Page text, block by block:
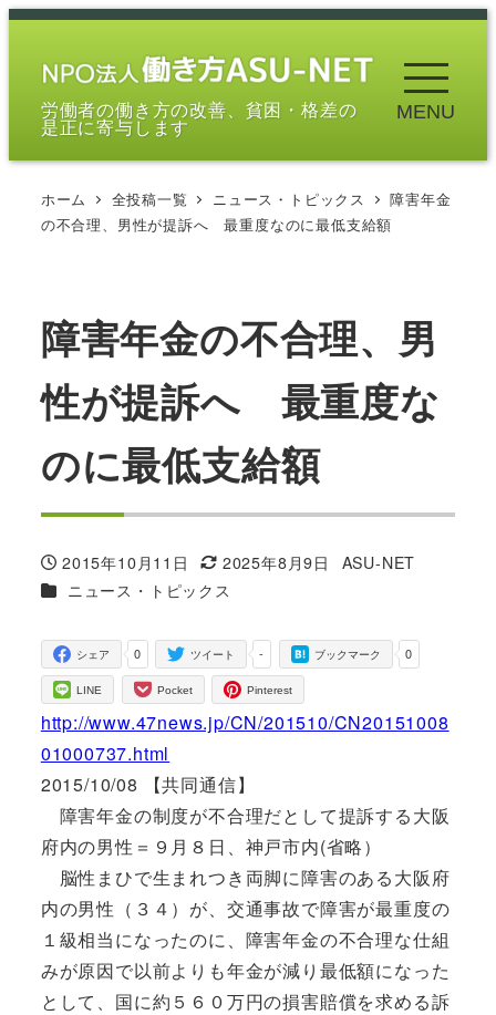
メ
労働者の働き方の改善、貧困・格差の
是正に寄与します
MENU
ホーム 全投稿一覧 ニュース・トピックス
障害年金
の不合理、男性が提訴へ 最重度なのに最低支給額
障害年金の不合理、男
性が提訴へ 最重度な
のに最低支給額
投稿日
2015年10月11日
更新日
2025年8月9日
著
ASU-NET
カテゴリー
ニュース・トピックス
0
シェア -
ツイート 0
ブックマーク
LINE Pocket Pinterest
http://www.47news.jp/CN/201510/CN20151008
01000737.html
2015/10/08 【共同通信】
障害年金の制度が不合理だとして提訴する大阪
府内の男性＝９月８日、神戸市内(省略）
脳性まひで生まれつき両脚に障害のある大阪府
内の男性（３４）が、交通事故で障害が最重度の
１級相当になったのに、障害年金の不合理な仕組
みが原因で以前よりも年金が減り最低額になった
として、国に約５６０万円の損害賠償を求める訴